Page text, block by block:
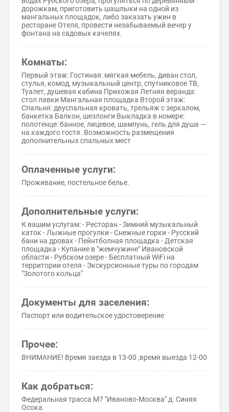
дорожкам, приготовить шашлыки на одной из
мангальных площадок, либо заказать ужин в
ресторане Отеля, провести незабываемый вечер у
фонтана на садовых качелях.
Комнаты:
Первый этаж: Гостиная: мягкая мебель, диван стол,
стулья, комод, музыкальный центр, спутниковое ТВ,
Туалет, душевая кабина Прихожая Летняя веранда:
стол лавки Мангальная площадка Второй этаж:
Спальня: двуспальная кровать, трельяж с зеркалом,
банкетка Балкон, шезлонги Выкладка в номере:
полотенце: банное, лицевое, шампунь, гель для душа —
на каждого гостя. Возможность размещения
дополнительных спальных мест
Оплаченные услуги:
Проживание, постельное белье.
Дополнительные услуги:
К вашим услугам: - Ресторан - Зимний музыкальный
каток - Лыжные прогулки - Снежные горки - Русский
бани на дровах - Пейнтболная площадка - Детская
площадка - Купание в "жемчужине" Ивановской
области - Рубском озере - Бесплатный WiFi на
территории отеля - Экскурсионные туры по городам
"Золотого кольца"
Документы для заселения:
Паспорт или водительское удостоверение
Прочее:
ВНИМАНИЕ! Время заезда в 13-00 ,время выезда 12-00
Как добраться:
Федеральная трасса М7 "Иваново-Москва" д. Синяя
Осока.